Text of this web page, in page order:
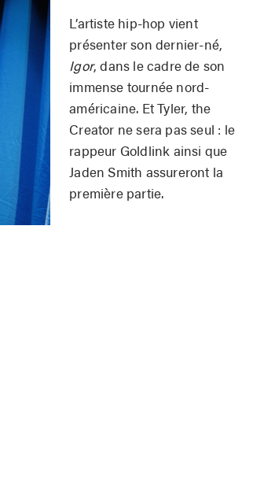
L’artiste hip-hop vient
présenter son dernier-né,
Igor, dans le cadre de son
immense tournée nord-
américaine. Et Tyler, the
Creator ne sera pas seul : le
rappeur Goldlink ainsi que
Jaden Smith assureront la
première partie.